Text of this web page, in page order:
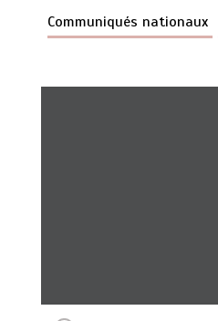
Communiqués nationaux